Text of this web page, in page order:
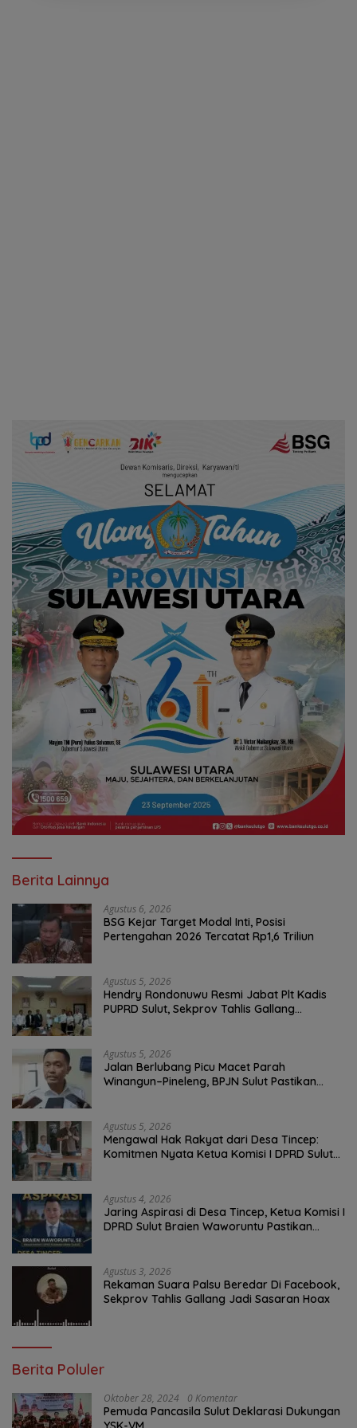
Berita Lainnya
Agustus 6, 2026
BSG Kejar Target Modal Inti, Posisi
Pertengahan 2026 Tercatat Rp1,6 Triliun
Agustus 5, 2026
Hendry Rondonuwu Resmi Jabat Plt Kadis
PUPRD Sulut, Sekprov Tahlis Gallang
Agustus 5, 2026
Jalan Berlubang Picu Macet Parah
Winangun–Pineleng, BPJN Sulut Pastikan
Agustus 5, 2026
Mengawal Hak Rakyat dari Desa Tincep:
Komitmen Nyata Ketua Komisi I DPRD Sulut
Agustus 4, 2026
Jaring Aspirasi di Desa Tincep, Ketua Komisi I
DPRD Sulut Braien Waworuntu Pastikan
Agustus 3, 2026
Rekaman Suara Palsu Beredar Di Facebook,
Sekprov Tahlis Gallang Jadi Sasaran Hoax
Berita Poluler
Oktober 28, 2024 0 Komentar
Pemuda Pancasila Sulut Deklarasi Dukungan